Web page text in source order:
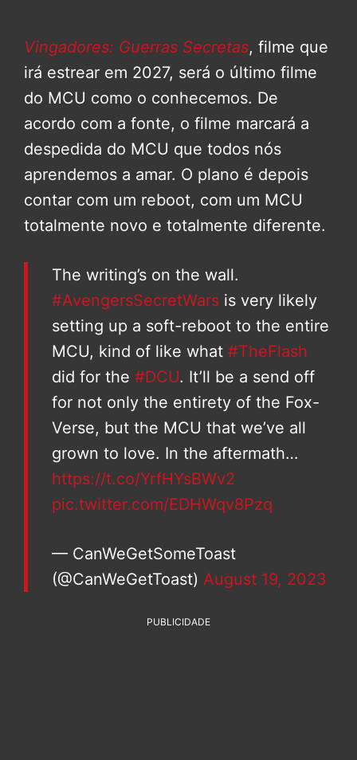
Vingadores: Guerras Secretas, filme que
irá estrear em 2027, será o último filme
do MCU como o conhecemos. De
acordo com a fonte, o filme marcará a
despedida do MCU que todos nós
aprendemos a amar. O plano é depois
contar com um reboot, com um MCU
totalmente novo e totalmente diferente.
The writing’s on the wall.
#AvengersSecretWars is very likely
setting up a soft-reboot to the entire
MCU, kind of like what #TheFlash
did for the #DCU. It’ll be a send off
for not only the entirety of the Fox-
Verse, but the MCU that we’ve all
grown to love. In the aftermath…
https://t.co/YrfHYsBWv2
pic.twitter.com/EDHWqv8Pzq
— CanWeGetSomeToast
(@CanWeGetToast) August 19, 2023
PUBLICIDADE